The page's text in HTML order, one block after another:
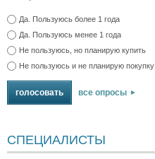
Да. Пользуюсь более 1 года
Да. Пользуюсь менее 1 года
Не пользуюсь, но планирую купить
Не пользуюсь и не планирую покупку
все опросы
СПЕЦИАЛИСТЫ